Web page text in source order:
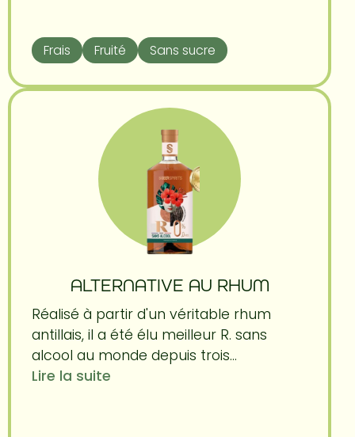
Frais Fruité Sans sucre
ALTERNATIVE AU RHUM
Réalisé à partir d'un véritable rhum
antillais, il a été élu meilleur R. sans
alcool au monde depuis trois...
Lire la suite